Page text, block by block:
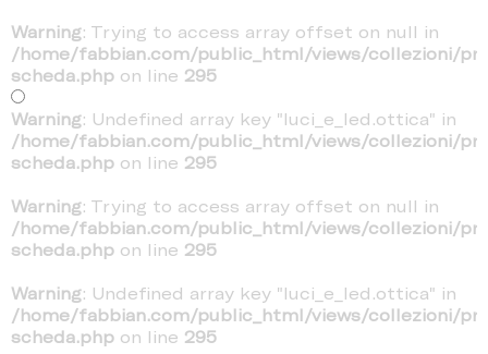
Warning: Trying to access array offset on null in
/home/fabbian.com/public_html/views/collezioni/
scheda.php on line 295
Warning: Undefined array key "luci_e_led.ottica" in
/home/fabbian.com/public_html/views/collezioni/
scheda.php on line 295
Warning: Trying to access array offset on null in
/home/fabbian.com/public_html/views/collezioni/
scheda.php on line 295
Warning: Undefined array key "luci_e_led.ottica" in
/home/fabbian.com/public_html/views/collezioni/
scheda.php on line 295